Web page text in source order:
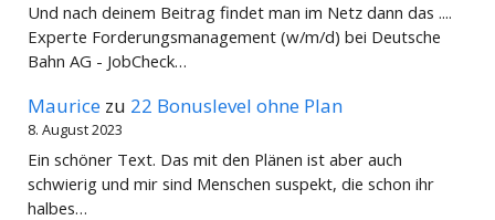
Und nach deinem Beitrag findet man im Netz dann das ....
Experte Forderungsmanagement (w/m/d) bei Deutsche
Bahn AG - JobCheck…
Maurice zu 22 Bonuslevel ohne Plan
8. August 2023
Ein schöner Text. Das mit den Plänen ist aber auch
schwierig und mir sind Menschen suspekt, die schon ihr
halbes…